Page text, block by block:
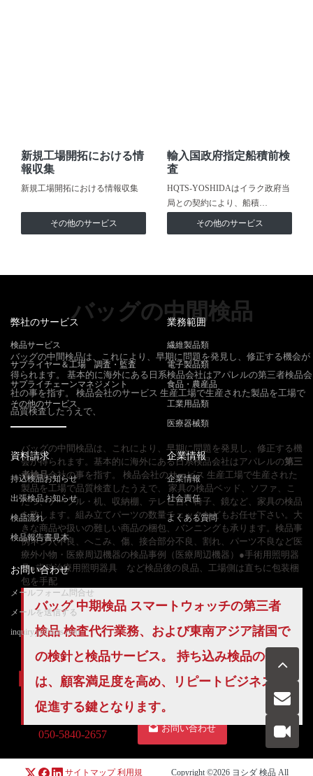
新規工場開拓における情
報収集
新規工場開拓における情報収集
その他のサービス
輸入国政府指定船積前検
査
HQTS-YOSHIDAはイラク政府当
局との契約により、船積…
その他のサービス
バッグの中間検品
バッグの中間検品は、これにより、早期に問題を発見し、修正する機会が
得られます。 基本的に海外にある日系検品会社はアパレルの第三者検品会
社の事を指す。 検品会社のサービス 生産工場で生産された製品を工場で
品質検査したうえで、
バッグの中間検品は、これにより、早期に問題を発見し、修正する機
会が得られます。基本的に海外にある日系検品会社はアパレルの第三
者検品会社の事を指す。 検品会社のサービス 生産工場で生産された
製品を工場で品質検査したうえで、 家具の検品ベッド、ソファ、こ
たつ、テーブル・机、収納棚、テレビ台、椅子、鏡など、家具の検品
を致します。組み立てパーツの数量チェックなどもお任せ下さい。大
きな商品や扱いの難しい商品の梱包、バンニングも承ります。検品事
例ネジ穴不良、へこみ、傷、接合部分不良、割れ、パーツ不良など医
療外小物・医療周辺機器の検品事例（医療周辺機器）●手術用照明器
具●歯科治療用照明器具 など検品後の良品、工場側は直ちに包装梱
包を手配
バッグ 中期検品 スマートウォッチの第三者
検品 検査代行業務、および東南アジア諸国で
の検針と検品サービス。 持ち込み検品の費用
は、顧客満足度を高め、リピートビジネスを
促進する鍵となります。
弊社のサービス
検品サービス
サプライヤー＆工場 調査・監査
サプライチェーンマネジメント
その他のサービス
業務範囲
繊維製品類
電子製品類
食品・農産品
工業用品類
医療器械類
資料請求
持込検品お知らせ
出張検品お知らせ
検品流れ
検品報告書見本
企業情報
企業情報
社会責任
よくある質問
お問い合わせ
メールフォーム問合せ
メールを送信する
inquiry.jp@hqts.com
050-5840-2657
お問い合わせ
サイトマップ 利用規 Copyright ©2026 ヨシダ 検品 All